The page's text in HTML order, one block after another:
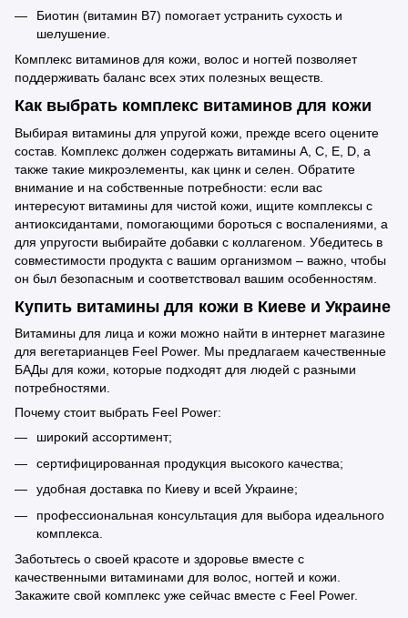
Биотин (витамин В7) помогает устранить сухость и
шелушение.
Комплекс витаминов для кожи, волос и ногтей позволяет
поддерживать баланс всех этих полезных веществ.
Как выбрать комплекс витаминов для кожи
Выбирая витамины для упругой кожи, прежде всего оцените
состав. Комплекс должен содержать витамины А, С, Е, D, а
также такие микроэлементы, как цинк и селен. Обратите
внимание и на собственные потребности: если вас
интересуют витамины для чистой кожи, ищите комплексы с
антиоксидантами, помогающими бороться с воспалениями, а
для упругости выбирайте добавки с коллагеном. Убедитесь в
совместимости продукта с вашим организмом – важно, чтобы
он был безопасным и соответствовал вашим особенностям.
Купить витамины для кожи в Киеве и Украине
Витамины для лица и кожи можно найти в интернет магазине
для вегетарианцев Feel Power. Мы предлагаем качественные
БАДы для кожи, которые подходят для людей с разными
потребностями.
Почему стоит выбрать Feel Power:
широкий ассортимент;
сертифицированная продукция высокого качества;
удобная доставка по Киеву и всей Украине;
профессиональная консультация для выбора идеального
комплекса.
Заботьтесь о своей красоте и здоровье вместе с
качественными витаминами для волос, ногтей и кожи
Закажите свой комплекс уже сейчас вместе с Feel Power.